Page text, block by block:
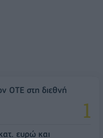
ΟΤΕ στη διεθνή
ευρώ και